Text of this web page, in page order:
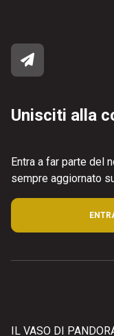
Unisciti alla
Entra a far parte del
sempre aggiornato
IL VASO DI